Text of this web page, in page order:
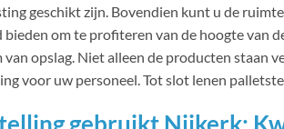
geschikt zijn. Bovendien kunt u de
bieden om te profiteren van de hoogte van
van opslag. Niet alleen de producten staan
voor uw personeel. Tot slot lenen